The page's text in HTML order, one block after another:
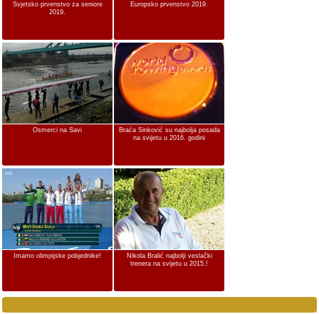
Svjetsko prvenstvo za seniore
2019.
Europsko prvenstvo 2019.
Osmerci na Savi
Braća Sinković su najbolja posada
na svijetu u 2016. godini
Imamo olimpijske pobjednike!
Nikola Bralić najbolji veslački
trenera na svijetu u 2015.!